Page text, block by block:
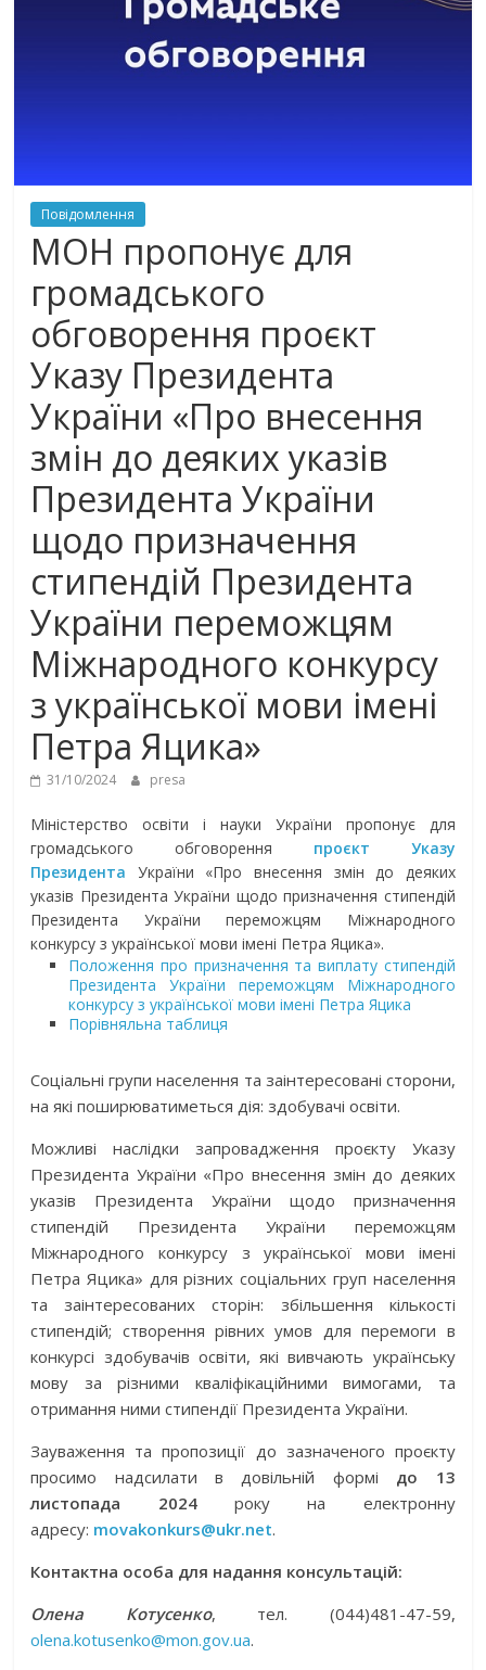
Повідомлення
МОН пропонує для
громадського
обговорення проєкт
Указу Президента
України «Про внесення
змін до деяких указів
Президента України
щодо призначення
стипендій Президента
України переможцям
Міжнародного конкурсу
з української мови імені
Петра Яцика»
31/10/2024 presa
Міністерство освіти і науки України пропонує для
громадського обговорення проєкт Указу
Президента України «Про внесення змін до деяких
указів Президента України щодо призначення стипендій
Президента України переможцям Міжнародного
конкурсу з української мови імені Петра Яцика».
Положення про призначення та виплату стипендій
Президента України переможцям Міжнародного
конкурсу з української мови імені Петра Яцика
Порівняльна таблиця
Соціальні групи населення та заінтересовані сторони,
на які поширюватиметься дія: здобувачі освіти.
Можливі наслідки запровадження проєкту Указу
Президента України «Про внесення змін до деяких
указів Президента України щодо призначення
стипендій Президента України переможцям
Міжнародного конкурсу з української мови імені
Петра Яцика» для різних соціальних груп населення
та заінтересованих сторін: збільшення кількості
стипендій; створення рівних умов для перемоги в
конкурсі здобувачів освіти, які вивчають українську
мову за різними кваліфікаційними вимогами, та
отримання ними стипендії Президента України.
Зауваження та пропозиції до зазначеного проєкту
просимо надсилати в довільній формі до 13
листопада 2024року на електронну
адресу: movakonkurs@ukr.net.
Контактна особа для надання консультацій:
Олена Котусенко, тел. (044)481-47-59,
olena.kotusenko@mon.gov.ua.